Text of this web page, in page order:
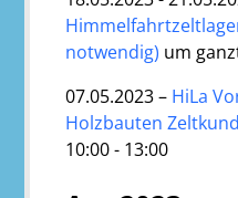
notwendig) um
07.05.2023 – HiLa
Holzbauten
10:00 - 13:00